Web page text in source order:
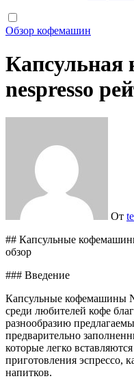
Обзор кофемашин
nespresso
От
## Капсульные
обзор
### Введение
Капсульные кофемашины
среди любителей кофе
разнообразию
предварительно
которые легко
приготовления эспрессо,
напитков.